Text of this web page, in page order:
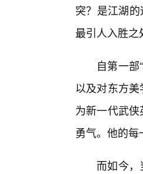
突？是江湖
最引人入胜之
自第一
以及对东方
为新一代武
勇气。他的
而如今